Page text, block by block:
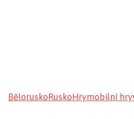
BěloruskoRuskoHrymobilní hry